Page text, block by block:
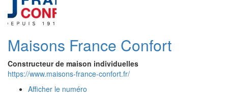
Maisons France Confort
Constructeur de maison individuelles
https://www.maisons-france-confort.fr/
Afficher le numéro